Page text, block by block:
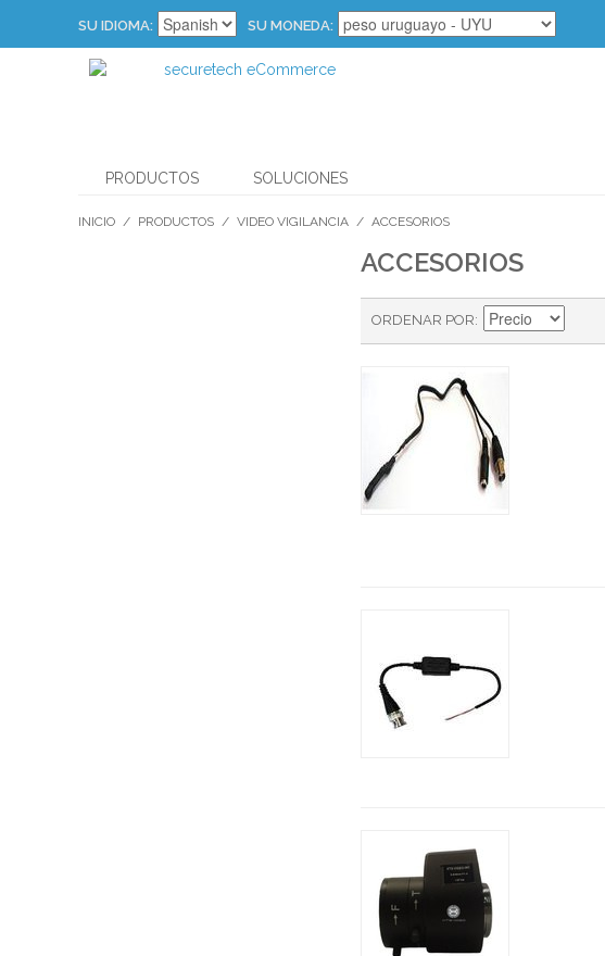
SU IDIOMA: SU MONEDA:
PRODUCTOS SOLUCIONES
INICIO / PRODUCTOS / VIDEO VIGILANCIA / ACCESORIOS
ACCESORIOS
ORDENAR POR